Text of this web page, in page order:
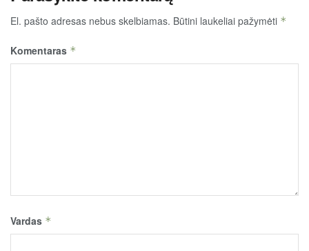
El. pašto adresas nebus skelbiamas. Būtini laukeliai pažymėti *
Komentaras *
Vardas *